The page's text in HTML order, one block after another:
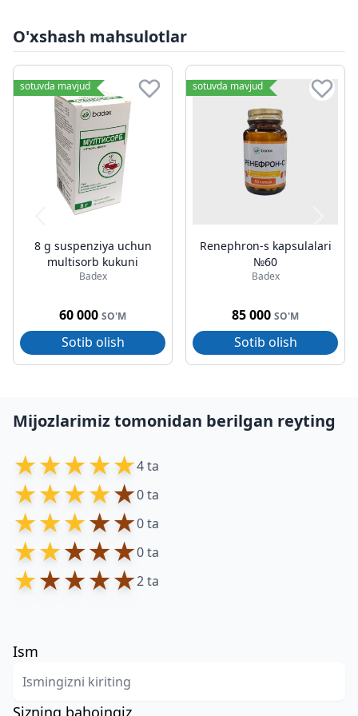
O'xshash mahsulotlar
sotuvda mavjud
8 g suspenziya uchun
multisorb kukuni
Badex
60 000 SO'M
Sotib olish
sotuvda mavjud
Renephron-s kapsulalari
№60
Badex
85 000 SO'M
Sotib olish
Mijozlarimiz tomonidan berilgan reyting
★★★★★4 ta
★★★★★0 ta
★★★★★0 ta
★★★★★0 ta
★★★★★2 ta
Ism
Sizning bahoingiz